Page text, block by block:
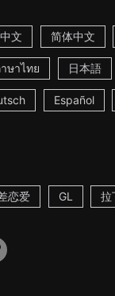
文 简体中文
ษาไทย 日本語
Español
恋爱 GL 拉